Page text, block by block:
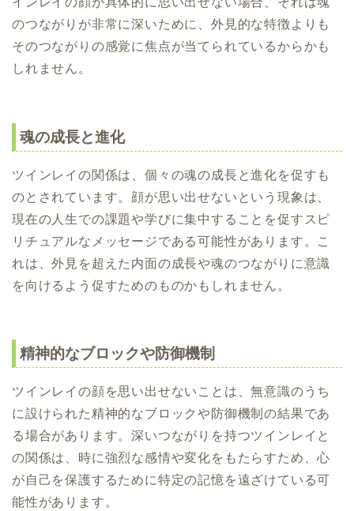
のつながりが非常に深いために、外見的な特徴よりも
そのつながりの感覚に焦点が当てられているからかも
しれません。
魂の成長と進化
ツインレイの関係は、個々の魂の成長と進化を促すも
のとされています。顔が思い出せないという現象は、
現在の人生での課題や学びに集中することを促すスピ
リチュアルなメッセージである可能性があります。こ
れは、外見を超えた内面の成長や魂のつながりに意識
を向けるよう促すためのものかもしれません。
精神的なブロックや防御機制
ツインレイの顔を思い出せないことは、無意識のうち
に設けられた精神的なブロックや防御機制の結果であ
る場合があります。深いつながりを持つツインレイと
の関係は、時に強烈な感情や変化をもたらすため、心
が自己を保護するために特定の記憶を遠ざけている可
能性があります。